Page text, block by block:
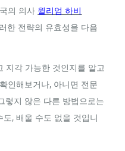
의 의사 윌리엄 하비
한 전략의 유효성을 다음
지각 가능한 것인지를 알고
인해보거나, 아니면 전문
렇지 않은 다른 방법으로는
, 배울 수도 없을 것입니